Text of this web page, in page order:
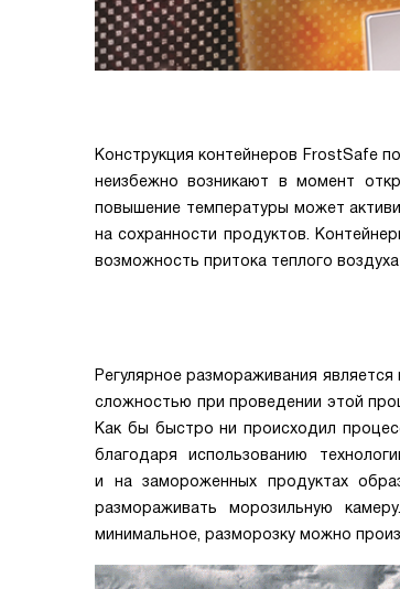
Конструкция контейнеров FrostSafe
неизбежно возникают в момент
повышение температуры может
на сохранности продуктов.
возможность притока теплого
Регулярное размораживания
сложностью при проведении этой
Как бы быстро ни происходил
благодаря использованию
и на замороженных продуктах
размораживать морозильную
минимальное, разморозку можно